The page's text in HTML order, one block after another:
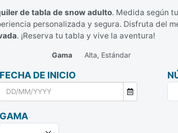
de tabla de snow adulto. Medida según
personalizada y segura. Disfruta del
. ¡Reserva tu tabla y vive la aventura!
Gama Alta, Estándar
FECHA DE INICIO
GAMA